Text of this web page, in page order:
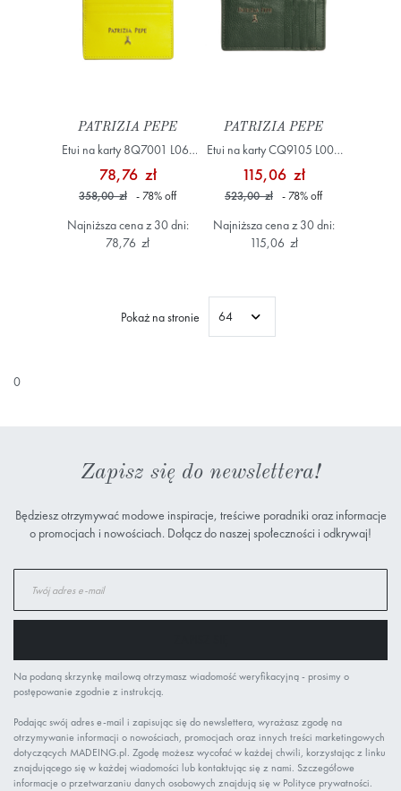
PATRIZIA PEPE
Etui na karty 8Q7001 L061
zielony
78,76 zł
358,00 zł - 78%off
Najniższa cena z 30 dni:
78,76 zł
PATRIZIA PEPE
Etui na karty CQ9105 L001
zielony
115,06 zł
523,00 zł - 78%off
Najniższa cena z 30 dni:
115,06 zł
Pokaż na stronie
0
Zapisz się do newslettera!
Będziesz otrzymywać modowe inspiracje, treściwe poradniki oraz informacje
o promocjach i nowościach. Dołącz do naszej społeczności i odkrywaj!
nasz
newsletter:
Na podaną skrzynkę mailową otrzymasz wiadomość weryfikacyjną - prosimy o
postępowanie zgodnie z instrukcją.
Podając swój adres e-mail i zapisując się do newslettera, wyrażasz zgodę na
otrzymywanie informacji o nowościach, promocjach oraz innych treści marketingowych
dotyczących MADEING.pl. Zgodę możesz wycofać w każdej chwili, korzystając z linku
znajdującego się w każdej wiadomości lub kontaktując się z nami. Szczegółowe
informacje o przetwarzaniu danych osobowych znajdują się w Polityce prywatności.